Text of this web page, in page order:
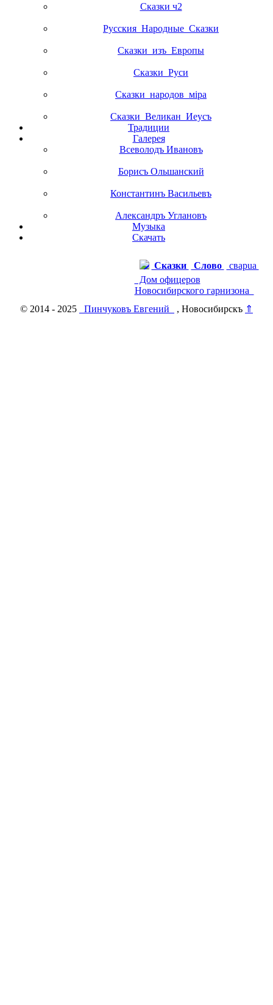
Сказки ч2
Русския_Народные_Сказки
Сказки_изъ_Европы
Сказки_Руси
Сказки_народов_мiра
Сказки_Великан_Иеусъ
Традиции
Галерея
Всеволодъ Ивановъ
Борисъ Ольшанский
Константинъ Васильевъ
Александръ Углановъ
Музыка
Скачать
Сказки Слово
сварuа
Дом офицеров
Новосибирского гарнизона
© 2014 - 2025
Пинчуковъ Евгений , Новосибирскъ ⇑